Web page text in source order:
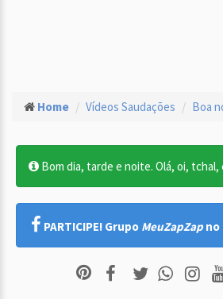
Home Vídeos Saudações Boa
Bom dia, tarde e noite. Olá, oi, tchal,
PARTICIPE! Grupo MeuZapZap no